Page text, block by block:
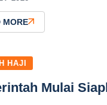
MORE
HAJI
Mulai